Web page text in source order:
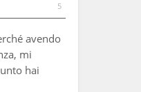
5
avendo
mi
hai